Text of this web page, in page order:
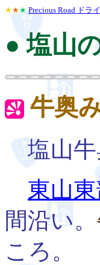
★★★ Precious Road ドラ
● 塩山
牛奥
塩山牛
東山
間沿い。
ころ。